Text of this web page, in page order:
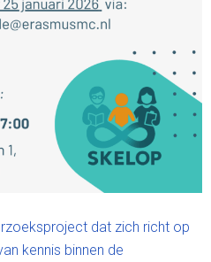
dat zich richt op
kennis binnen de